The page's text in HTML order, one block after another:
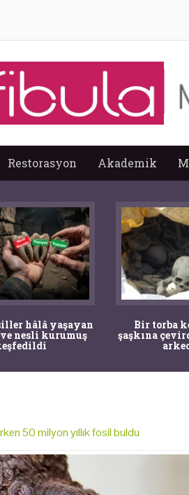
Restorasyon Akademik
hâlâ yaşayan
nesli kurumuş
Bir torba
şaşkına
50 milyon yıllık fosil buldu